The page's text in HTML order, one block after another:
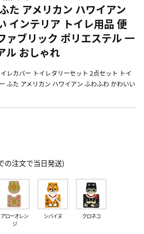
た アメリカン ハワイアン
インテリア トイレ用品 便
ァブリック ポリエステル 一
ル おしゃれ
レカバー トイレタリーセット 2点セット トイ
ふた アメリカン ハワイアン ふわふわ かわいい
の注文で当日発送)
アローオレン
ジ
シバイヌ クロネコ